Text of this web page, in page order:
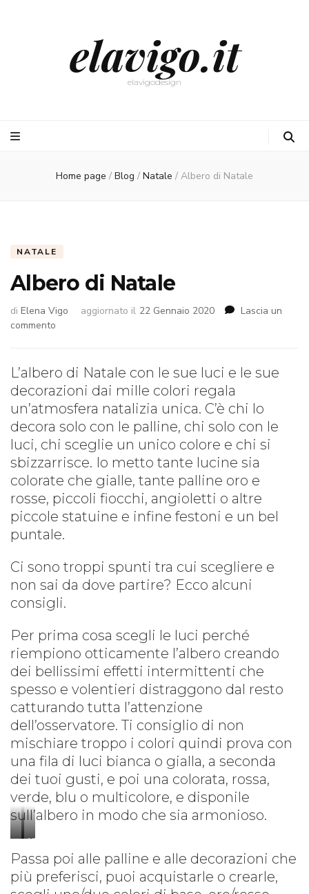
elavigo.it
elavigodesign
Home page / Blog / Natale / Albero di Natale
NATALE
Albero di Natale
di Elena Vigo aggiornato il 22 Gennaio 2020
Lascia un
commento
Natale
L’albero di Natale con le sue luci e le sue
decorazioni dai mille colori regala
un’atmosfera natalizia unica. C’è chi lo
decora solo con le palline, chi solo con le
luci, chi sceglie un unico colore e chi si
sbizzarrisce. Io metto tante lucine sia
colorate che gialle, tante palline oro e
rosse, piccoli fiocchi, angioletti o altre
piccole statuine e infine festoni e un bel
puntale.
Ci sono troppi spunti tra cui scegliere e
non sai da dove partire? Ecco alcuni
consigli.
Per prima cosa scegli le luci perché
riempiono otticamente l’albero creando
dei bellissimi effetti intermittenti che
spesso e volentieri distraggono dal resto
catturando tutta l’attenzione
dell’osservatore. Ti consiglio di non
mischiare troppo i colori quindi prova con
una fila di luci bianca o gialla, a seconda
dei tuoi gusti, e poi una colorata, rossa,
verde, blu o multicolore, e disponile
sull’albero in modo che sia armonioso.
Amazon
XMASKING
–
Amazon
Passa poi alle palline e alle decorazioni che
più preferisci, puoi acquistarle o crearle,